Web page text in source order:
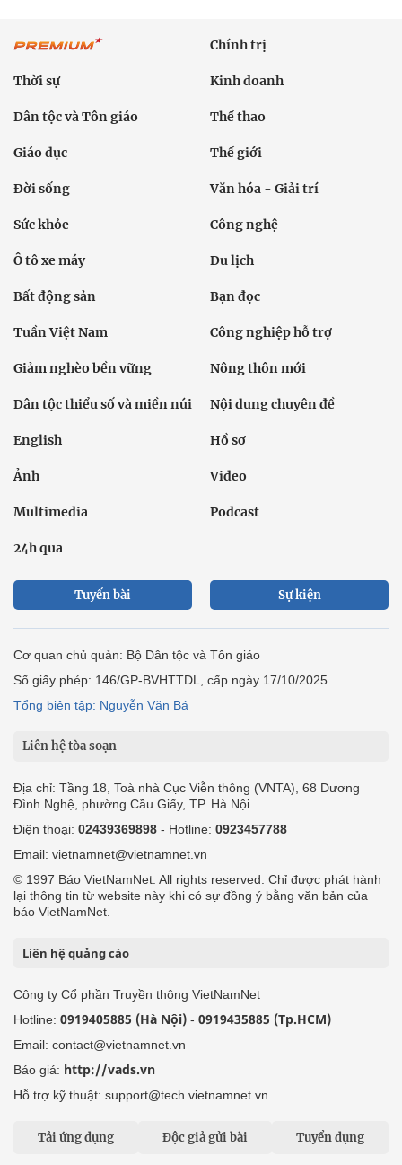
Chính trị
Thời sự Kinh doanh
Dân tộc và Tôn giáo Thể thao
Giáo dục Thế giới
Đời sống Văn hóa - Giải trí
Sức khỏe Công nghệ
Ô tô xe máy Du lịch
Bất động sản Bạn đọc
Tuần Việt Nam Công nghiệp hỗ trợ
Giảm nghèo bền vững Nông thôn mới
Dân tộc thiểu số và miền núi Nội dung chuyên đề
English Hồ sơ
Ảnh Video
Multimedia Podcast
24h qua
Tuyến bài Sự kiện
Cơ quan chủ quản: Bộ Dân tộc và Tôn giáo
Số giấy phép: 146/GP-BVHTTDL, cấp ngày 17/10/2025
Tổng biên tập: Nguyễn Văn Bá
Liên hệ tòa soạn
Địa chỉ: Tầng 18, Toà nhà Cục Viễn thông (VNTA), 68 Dương
Đình Nghệ, phường Cầu Giấy, TP. Hà Nội.
Điện thoại: 02439369898 - Hotline: 0923457788
Email: vietnamnet@vietnamnet.vn
© 1997 Báo VietNamNet. All rights reserved. Chỉ được phát hành
lại thông tin từ website này khi có sự đồng ý bằng văn bản của
báo VietNamNet.
Liên hệ quảng cáo
Công ty Cổ phần Truyền thông VietNamNet
Hotline: 0919405885 (Hà Nội) - 0919435885 (Tp.HCM)
Email: contact@vietnamnet.vn
Báo giá: http://vads.vn
Hỗ trợ kỹ thuật: support@tech.vietnamnet.vn
Tải ứng dụng Độc giả gửi bài Tuyển dụng